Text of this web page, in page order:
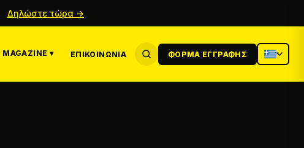
Δηλώστε τώρα →
MAGAZINE ▾ ΕΠΙΚΟΙΝΩΝΊΑ ΦΌΡΜΑ ΕΓΓΡΑΦΉΣ